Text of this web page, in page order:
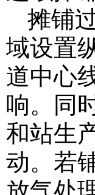
摊铺
域设置
道中心
响。同
和站生
动。若